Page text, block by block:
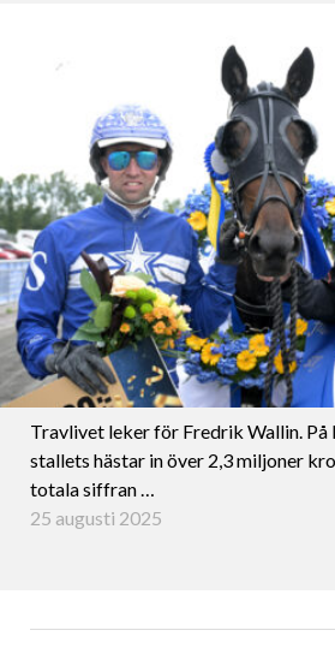
25 augusti 2025
Travlivet leker för Fredrik Wallin. På
stallets hästar in över 2,3 miljoner
totala siffran …